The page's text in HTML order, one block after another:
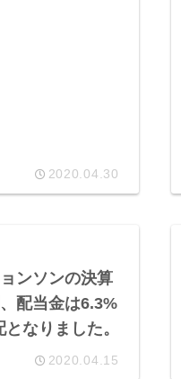
2020.04.30
ンソンの決算
配当金は6.3%
なりました。
2020.04.15